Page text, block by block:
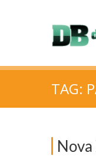
TAG: